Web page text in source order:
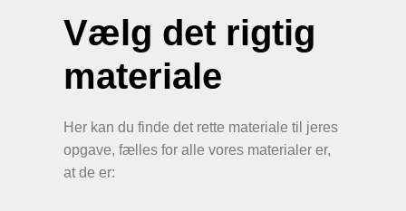
Vælg det rigtig
materiale
Her kan du finde det rette materiale til jeres
opgave, fælles for alle vores materialer er,
at de er: